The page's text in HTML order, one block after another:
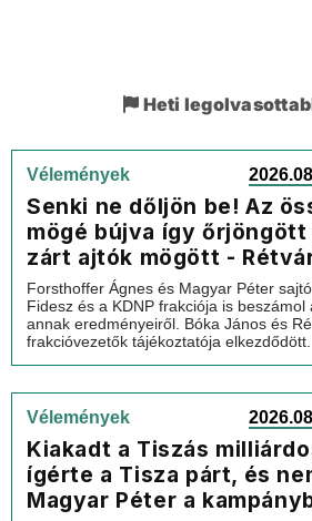
Heti
Vélemények
Senki ne dőljön be! Az
mögé bújva így
zárt ajtók mögött -
Forsthoffer Ágnes és Magyar Péter
Fidesz és a KDNP frakciója is beszámol
annak eredményeiről. Bóka János és
frakcióvezetők tájékoztatója elkezdődött.
Vélemények
Kiakadt a Tiszás
ígérte a Tisza párt, és
Magyar Péter a